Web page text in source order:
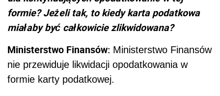
formie? Jeżeli tak, to kiedy karta podatkowa
miałaby być całkowicie zlikwidowana?
Ministerstwo Finansów: Ministerstwo Finansów
nie przewiduje likwidacji opodatkowania w
formie karty podatkowej.